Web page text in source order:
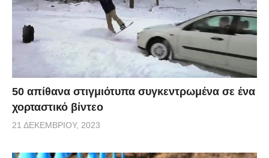
50 απίθανα στιγμιότυπα συγκεντρωμένα σε ένα
χορταστικό βίντεο
21 ΔΕΚΕΜΒΡΊΟΥ, 2023